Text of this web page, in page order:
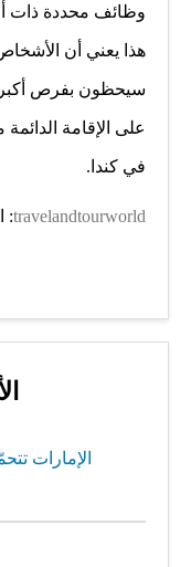
وظائف محددة ذات
هذا يعني أن
سيحظون بفرص
على الإقامة الدائمة
في كندا.
travelandtourworld
:
الإمارات